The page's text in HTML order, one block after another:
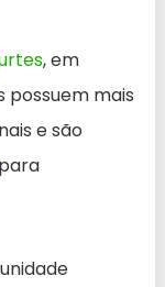
, em
possuem mais
e são
para